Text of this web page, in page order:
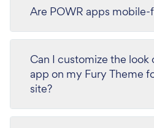
Are POWR apps
Can I customize the look
app on my Fury Theme
site?